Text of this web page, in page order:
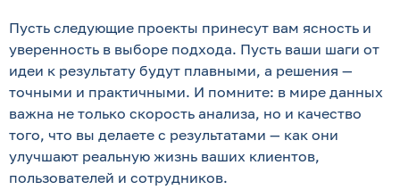
Пусть следующие проекты принесут вам ясность и
уверенность в выборе подхода. Пусть ваши шаги от
идеи к результату будут плавными, а решения —
точными и практичными. И помните: в мире данных
важна не только скорость анализа, но и качество
того, что вы делаете с результатами — как они
улучшают реальную жизнь ваших клиентов,
пользователей и сотрудников.